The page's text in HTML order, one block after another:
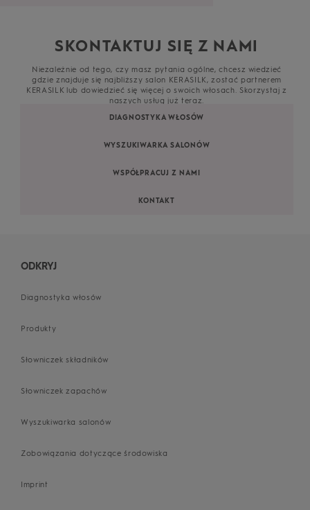
SKONTAKTUJ SIĘ Z NAMI
Niezależnie od tego, czy masz pytania ogólne, chcesz wiedzieć
gdzie znajduje się najbliższy salon KERASILK, zostać partnerem
KERASILK lub dowiedzieć się więcej o swoich włosach. Skorzystaj z
naszych usług już teraz.
DIAGNOSTYKA WŁOSÓW
WYSZUKIWARKA SALONÓW
WSPÓŁPRACUJ Z NAMI
KONTAKT
ODKRYJ
Diagnostyka włosów
Produkty
Słowniczek składników
Słowniczek zapachów
Wyszukiwarka salonów
Zobowiązania dotyczące środowiska
Imprint